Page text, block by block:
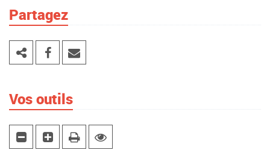
Partagez
Vos outils